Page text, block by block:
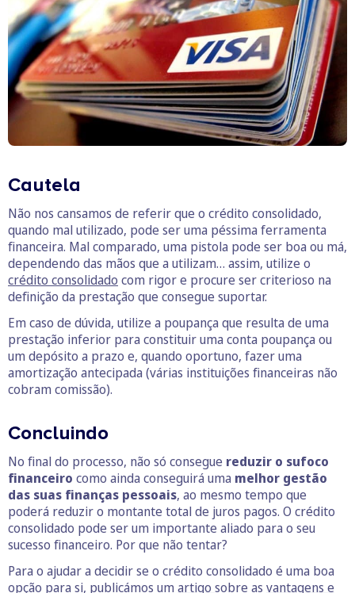
Cautela
Não nos cansamos de referir que o crédito consolidado,
quando mal utilizado, pode ser uma péssima ferramenta
financeira. Mal comparado, uma pistola pode ser boa ou má,
dependendo das mãos que a utilizam… assim, utilize o
crédito consolidado com rigor e procure ser criterioso na
definição da prestação que consegue suportar.
Em caso de dúvida, utilize a poupança que resulta de uma
prestação inferior para constituir uma conta poupança ou
um depósito a prazo e, quando oportuno, fazer uma
amortização antecipada (várias instituições financeiras não
cobram comissão).
Concluindo
No final do processo, não só consegue reduzir o sufoco
financeiro como ainda conseguirá uma melhor gestão
das suas finanças pessoais, ao mesmo tempo que
poderá reduzir o montante total de juros pagos. O crédito
consolidado pode ser um importante aliado para o seu
sucesso financeiro. Por que não tentar?
Para o ajudar a decidir se o crédito consolidado é uma boa
opção para si, publicámos um artigo sobre as vantagens e